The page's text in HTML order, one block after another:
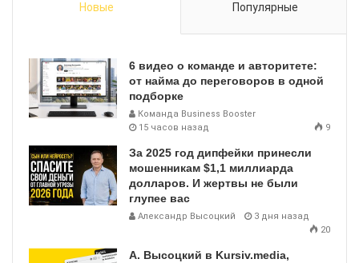
Новые Популярные
6 видео о команде и авторитете:
от найма до переговоров в одной
подборке
Команда Business Booster
15 часов назад
9
За 2025 год дипфейки принесли
мошенникам $1,1 миллиарда
долларов. И жертвы не были
глупее вас
Александр Высоцкий
3 дня назад
20
А. Высоцкий в Kursiv.media,